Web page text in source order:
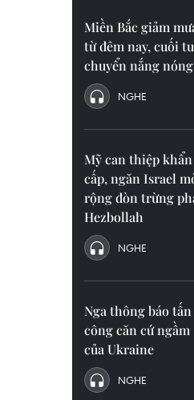
Miền Bắc giảm
từ đêm nay, cuối
chuyển nắng nóng
NGHE
Mỹ can thiệp khẩn
cấp, ngăn Israel
rộng đòn trừng
Hezbollah
NGHE
Nga thông báo tấn
công căn cứ ngầm
của Ukraine
NGHE